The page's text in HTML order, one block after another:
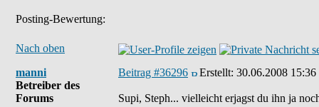
Posting-Bewertung:
Nach oben
manni
Betreiber des
Forums
Beitrag #36296 Erstellt: 30.06.2008 15:36
Supi, Steph... vielleicht erjagst du ihn ja